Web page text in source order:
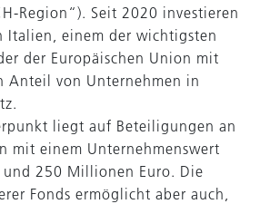
Region“). Seit 2020 investieren
Italien, einem der wichtigsten
der Europäischen Union mit
Anteil von Unternehmen in
liegt auf Beteiligungen an
mit einem Unternehmenswert
und 250 Millionen Euro. Die
Fonds ermöglicht aber auch,